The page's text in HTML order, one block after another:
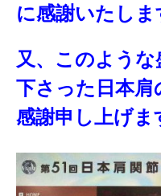
に感謝いたしま
又、このよう
下さった日本
感謝申し上げま